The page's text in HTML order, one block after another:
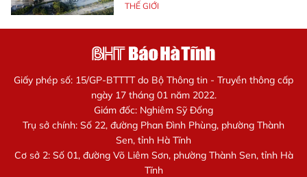
THẾ GIỚI
Giấy phép số: 15/GP-BTTTT do Bộ Thông tin - Truyền thông cấp
ngày 17 tháng 01 năm 2022.
Giám đốc: Nghiêm Sỹ Đống
Trụ sở chính: Số 22, đường Phan Đình Phùng, phường Thành
Sen, tỉnh Hà Tĩnh
Cơ sở 2: Số 01, đường Võ Liêm Sơn, phường Thành Sen, tỉnh Hà
Tĩnh